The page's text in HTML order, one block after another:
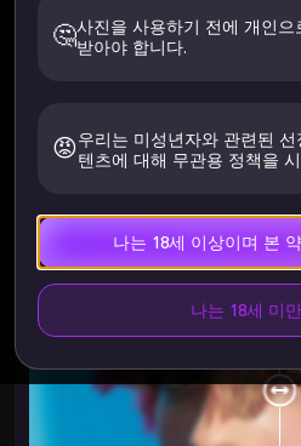
🤔사진을 사용하기 전에 개인
받아야 합니다.
😡우리는 미성년자와 관련된
텐츠에 대해 무관용 정책을
나는 18세 이상이며 본
나는 18세 미
효과